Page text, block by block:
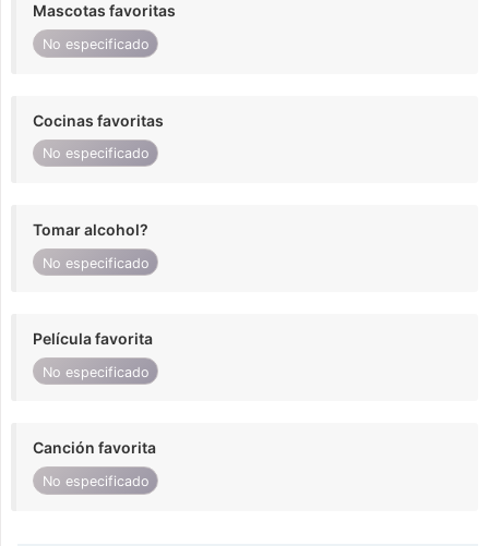
Mascotas favoritas
No especificado
Cocinas favoritas
No especificado
Tomar alcohol?
No especificado
Película favorita
No especificado
Canción favorita
No especificado